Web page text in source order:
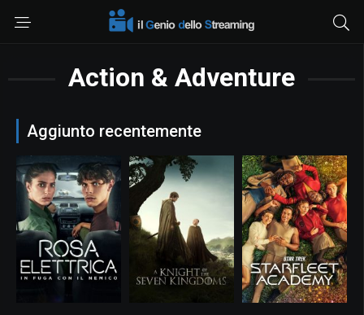
Action & Adventure
Aggiunto recentemente